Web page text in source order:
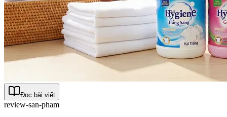
Đọc bài viết
review-san-pham